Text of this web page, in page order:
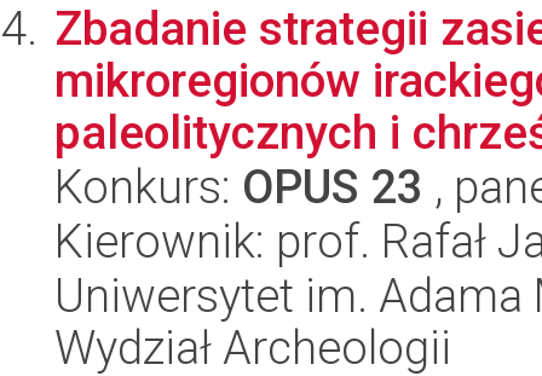
Zbadanie strategii
mikroregionów
paleolitycznych i
Konkurs: OPUS 23 ,
Kierownik: prof. Rafał
Uniwersytet im.
Wydział Archeologii